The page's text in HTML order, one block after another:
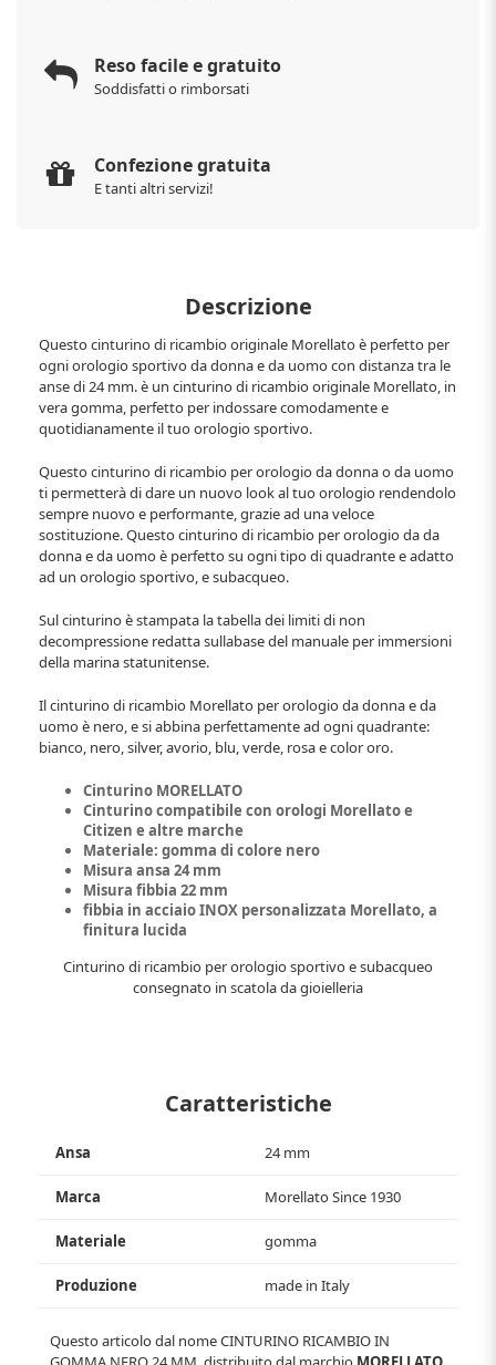
Reso facile e gratuito
Soddisfatti o rimborsati
Confezione gratuita
E tanti altri servizi!
Descrizione
Questo cinturino di ricambio originale Morellato è perfetto per
ogni orologio sportivo da donna e da uomo con distanza tra le
anse di 24 mm. è un cinturino di ricambio originale Morellato, in
vera gomma, perfetto per indossare comodamente e
quotidianamente il tuo orologio sportivo.
Questo cinturino di ricambio per orologio da donna o da uomo
ti permetterà di dare un nuovo look al tuo orologio rendendolo
sempre nuovo e performante, grazie ad una veloce
sostituzione. Questo cinturino di ricambio per orologio da da
donna e da uomo è perfetto su ogni tipo di quadrante e adatto
ad un orologio sportivo, e subacqueo.
Sul cinturino è stampata la tabella dei limiti di non
decompressione redatta sullabase del manuale per immersioni
della marina statunitense.
Il cinturino di ricambio Morellato per orologio da donna e da
uomo è nero, e si abbina perfettamente ad ogni quadrante:
bianco, nero, silver, avorio, blu, verde, rosa e color oro.
Cinturino MORELLATO
Cinturino compatibile con orologi Morellato e
Citizen e altre marche
Materiale: gomma di colore nero
Misura ansa 24 mm
Misura fibbia 22 mm
fibbia in acciaio INOX personalizzata Morellato, a
finitura lucida
Cinturino di ricambio per orologio sportivo e subacqueo
consegnato in scatola da gioielleria
Caratteristiche
Ansa 24 mm
Marca Morellato Since 1930
Materiale gomma
Produzione made in Italy
Questo articolo dal nomeCINTURINO RICAMBIO IN